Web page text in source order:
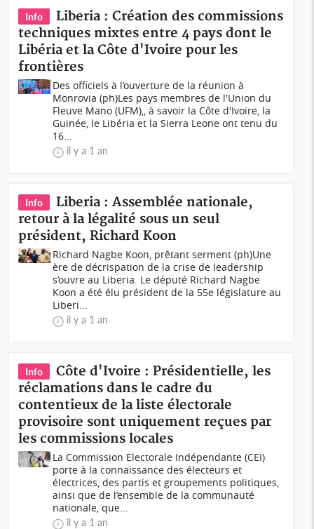
Info
Liberia : Création des commissions
techniques mixtes entre 4 pays dont le
Libéria et la Côte d'Ivoire pour les
frontières
Des officiels à l’ouverture de la réunion à
Monrovia (ph)Les pays membres de l'Union du
Fleuve Mano (UFM),, à savoir la Côte d'Ivoire, la
Guinée, le Libéria et la Sierra Leone ont tenu du
16...
il y a 1 an
Info
Liberia : Assemblée nationale,
retour à la légalité sous un seul
président, Richard Koon
Richard Nagbe Koon, prêtant serment (ph)Une
ère de décrispation de la crise de leadership
s’ouvre au Liberia. Le député Richard Nagbe
Koon a été élu président de la 55e législature au
Liberi...
il y a 1 an
Info
Côte d'Ivoire : Présidentielle, les
réclamations dans le cadre du
contentieux de la liste électorale
provisoire sont uniquement reçues par
les commissions locales
La Commission Electorale Indépendante (CEI)
porte à la connaissance des électeurs et
électrices, des partis et groupements politiques,
ainsi que de l’ensemble de la communauté
nationale, que...
il y a 1 an